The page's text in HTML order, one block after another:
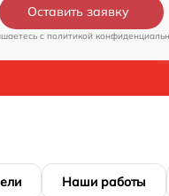
Оставить заявку
c политикой
Наши работы